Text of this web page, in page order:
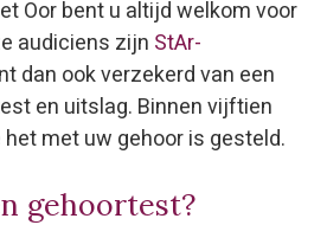
Oor bent u altijd welkom voor
audiciens zijn StAr-
dan ook verzekerd van een
en uitslag. Binnen vijftien
met uw gehoor is gesteld.
gehoortest?